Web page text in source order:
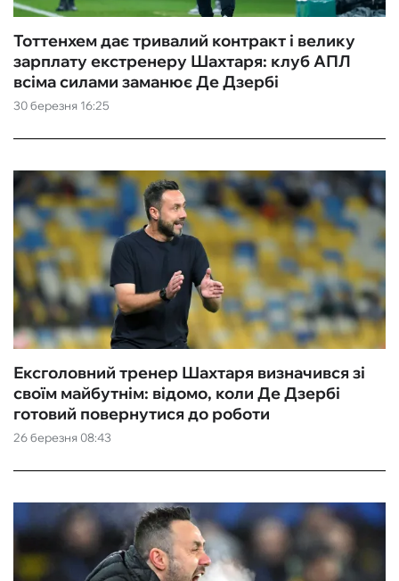
30 березня 16:25
Тоттенхем дає тривалий контракт і велику
зарплату екстренеру Шахтаря: клуб АПЛ
всіма силами заманює Де Дзербі
26 березня 08:43
Ексголовний тренер Шахтаря визначився зі
своїм майбутнім: відомо, коли Де Дзербі
готовий повернутися до роботи